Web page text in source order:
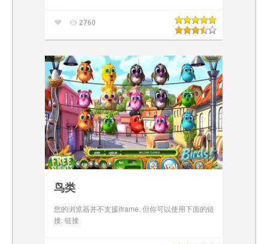
2760
鸟类
您的浏览器并不支援iframe. 但你可以使用下面的链
接. 链接